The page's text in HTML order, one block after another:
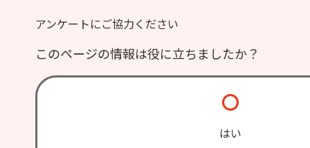
アンケートにご協力ください
このページの情報は役に立ちましたか？
はい